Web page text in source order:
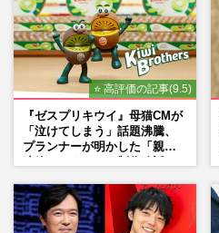
⭐ 高評価の記事(9.5)
『ゼスプリキウイ』母猫CMが
「泣けてしまう」話題沸騰、
プランナーが明かした「親に